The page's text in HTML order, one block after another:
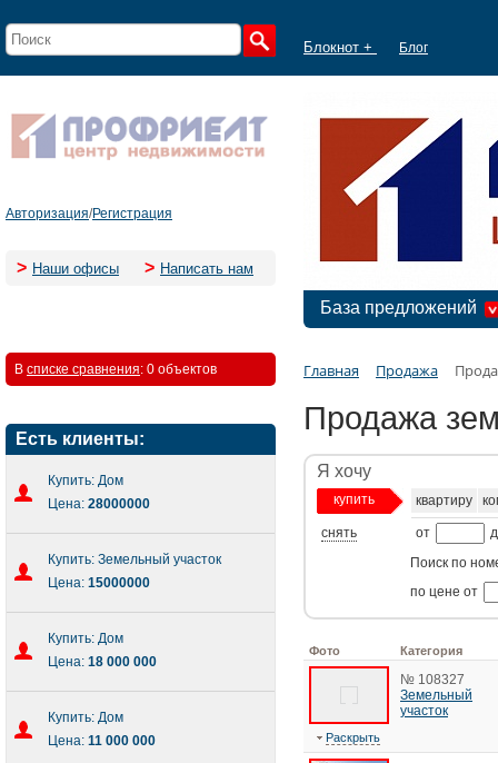
Блокнот + Блог
Авторизация/Регистрация
> Наши офисы > Написать нам
База предложений
В списке сравнения: 0 объектов
Есть клиенты:
Купить: Дом
Цена: 28000000
Купить: Земельный участок
Цена: 15000000
Купить: Дом
Цена: 18 000 000
Купить: Дом
Цена: 11 000 000
Главная Продажа
Продажа
Я хочу
купить
снять
квартиру
от
Поиск по
по цене от
Фото Категория
№ 108327
Земельный
участок
Раскрыть